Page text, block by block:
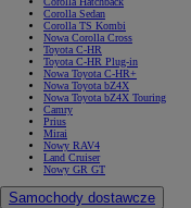
Corolla Sedan
Corolla TS Kombi
Nowa Corolla Cross
Toyota C-HR
Toyota C-HR Plug-in
Nowa Toyota C-HR+
Nowa Toyota bZ4X
Nowa Toyota bZ4X Touring
Camry
Prius
Mirai
Nowy RAV4
Land Cruiser
Nowy GR GT
Samochody dostawcze